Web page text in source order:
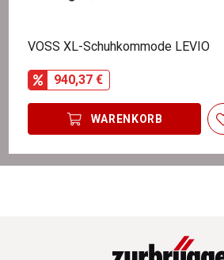
VOSS XL-Schuhkommode LEVIO
940,37 €
WARENKORB